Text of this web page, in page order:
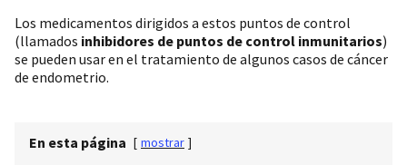
Los medicamentos dirigidos a estos puntos de control
(llamados inhibidores de puntos de control inmunitarios)
se pueden usar en el tratamiento de algunos casos de cáncer
de endometrio.
En esta página [ mostrar ]